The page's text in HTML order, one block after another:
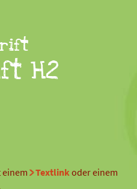
H2
einem Textlinkoder einem